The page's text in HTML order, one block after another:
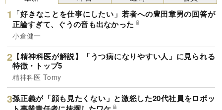
「好きなことを仕事にしたい」若者への豊田章男の回答が
正論すぎて、ぐうの音も出なかった
小倉健一
【精神科医が解説】「うつ病になりやすい人」に見られる
特徴・トップ5
精神科医 Tomy
孫正義が「顔も見たくない」と激怒した20代社員をロボッ